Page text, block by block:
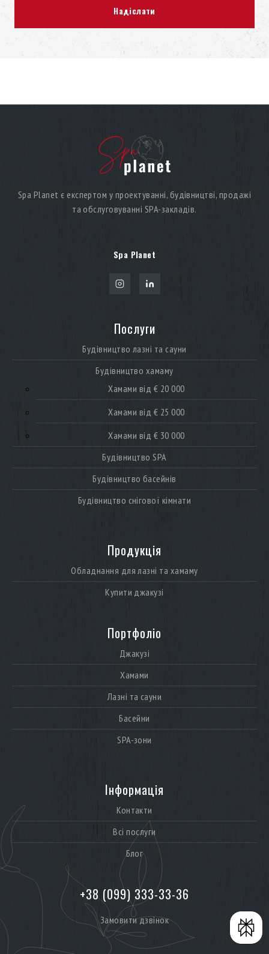
Spa Planet є експертом у проектуванні, будівництві, продажі
та обслуговуванні SPA-закладів.
Spa Planet
Послуги
Будівництво лазні та сауни
Будівництво хамаму
Хамами від € 20 000
Хамами від € 25 000
Хамами від € 30 000
Будівництво SPA
Будівництво басейнів
Будівництво снігової кімнати
Продукція
Обладнання для лазні та хамаму
Купити джакузі
Портфоліо
Джакузі
Хамами
Лазні та сауни
Басейни
SPA-зони
Інформація
Контакти
Всі послуги
Блог
+38 (099) 333-33-36
Замовити дзвінок